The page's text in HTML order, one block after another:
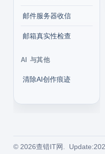
邮件服务器收信
邮箱真实性检查
AI 与其他
清除AI创作痕迹
© 2026查错IT网.